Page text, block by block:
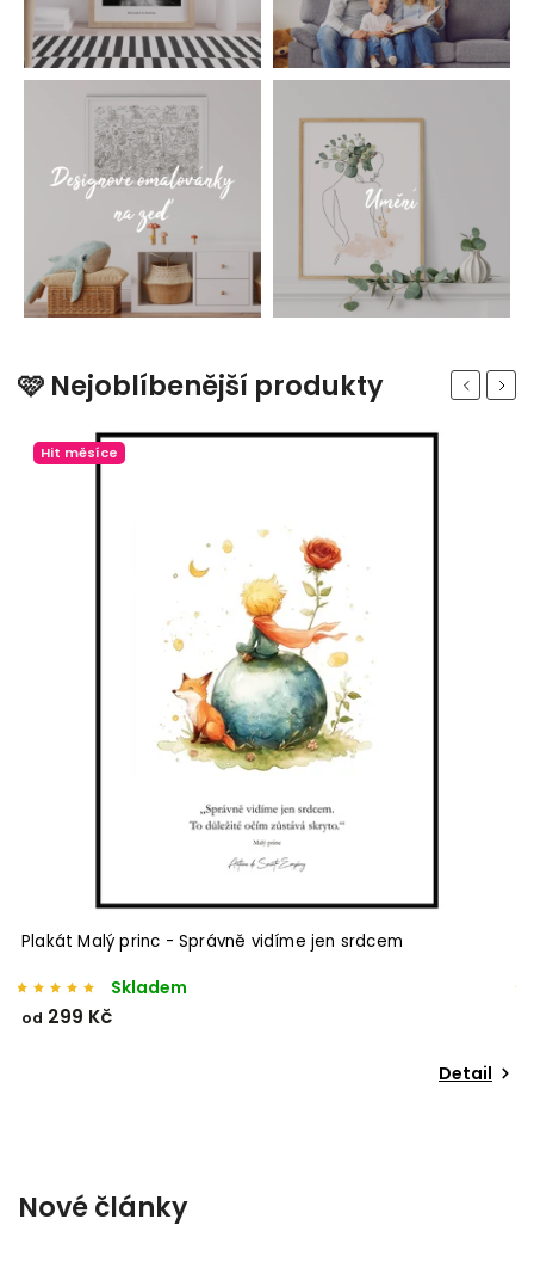
🩷 Nejoblíbenější produkty Previous
Hit měsíce
Plakát Malý princ - Správně vidíme jen srdcem
Skladem
od 299 Kč
Detail
Next
Nové články